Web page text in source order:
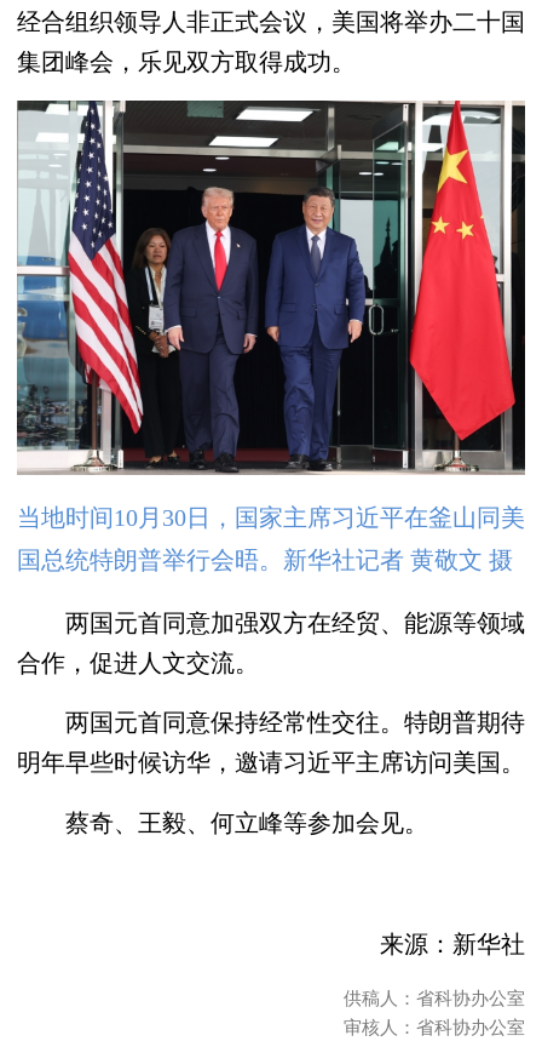
经合组织领导人非正式会议，美国将举办二十国
集团峰会，乐见双方取得成功。
当地时间10月30日，国家主席习近平在釜山同美
国总统特朗普举行会晤。新华社记者 黄敬文 摄
两国元首同意加强双方在经贸、能源等领域
合作，促进人文交流。
两国元首同意保持经常性交往。特朗普期待
明年早些时候访华，邀请习近平主席访问美国。
蔡奇、王毅、何立峰等参加会见。
来源：新华社
供稿人：省科协办公室
审核人：省科协办公室